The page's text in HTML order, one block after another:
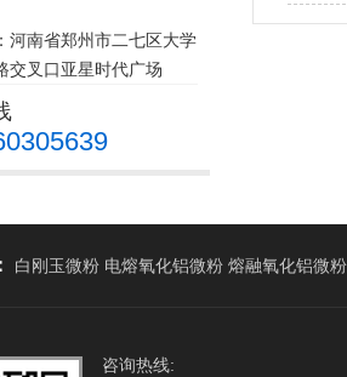
河南省郑州市二七区大学
交叉口亚星时代广场
白刚玉微粉 电熔氧化铝微粉 熔融氧化铝微粉
咨询热线: